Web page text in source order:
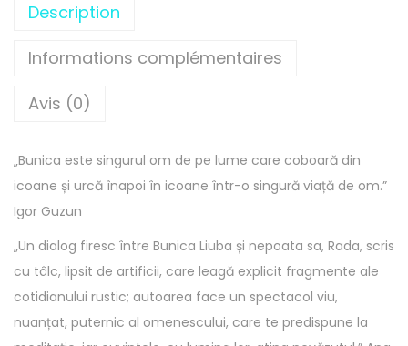
Description
Informations complémentaires
Avis (0)
„Bunica este singurul om de pe lume care coboară din
icoane și urcă înapoi în icoane într-o singură viață de om.”
Igor Guzun
„Un dialog firesc între Bunica Liuba și nepoata sa, Rada, scris
cu tâlc, lipsit de artificii, care leagă explicit fragmente ale
cotidianului rustic; autoarea face un spectacol viu,
nuanțat, puternic al omenescului, care te predispune la